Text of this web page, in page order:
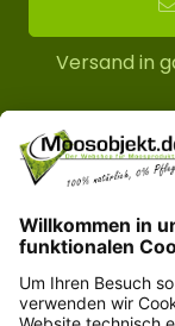
Versand in